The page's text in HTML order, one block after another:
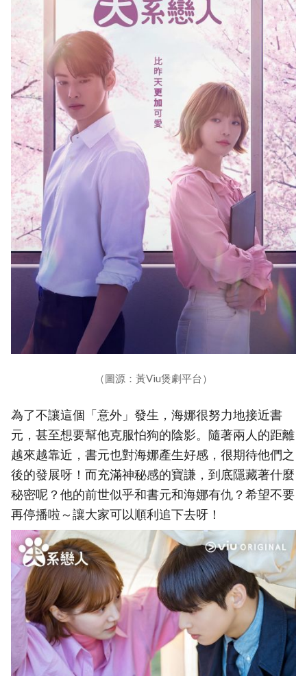
（圖源：黃Viu煲劇平台）
為了不讓這個「意外」發生，海娜很努力地接近書
元，甚至想要幫他克服怕狗的陰影。隨著兩人的距離
越來越靠近，書元也對海娜產生好感，很期待他們之
後的發展呀！而充滿神秘感的寶謙，到底隱藏著什麼
秘密呢？他的前世似乎和書元和海娜有仇？希望不要
再停播啦～讓大家可以順利追下去呀！